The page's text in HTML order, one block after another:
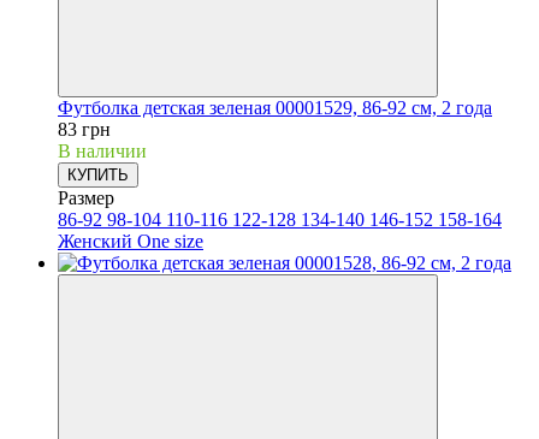
Футболка детская зеленая 00001529, 86-92 см, 2 года
83 грн
В наличии
КУПИТЬ
Размер
86-92 98-104 110-116 122-128 134-140 146-152 158-164
Женский One size